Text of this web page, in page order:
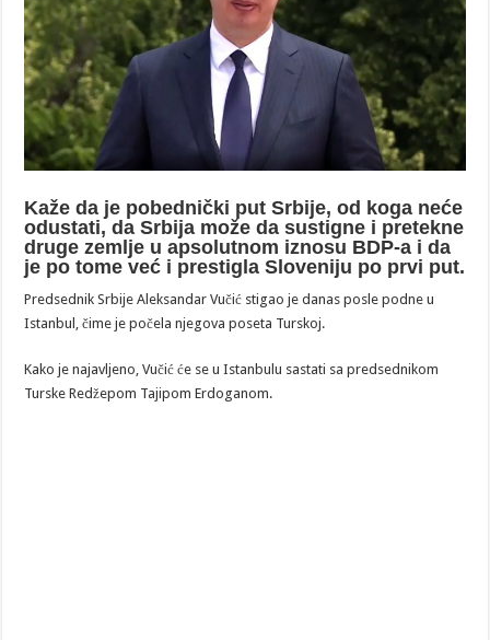
Kaže da je pobednički put Srbije, od koga neće
odustati, da Srbija može da sustigne i pretekne
druge zemlje u apsolutnom iznosu BDP-a i da
je po tome već i prestigla Sloveniju po prvi put.
Predsednik Srbije Aleksandar Vučić stigao je danas posle podne u
Istanbul, čime je počela njegova poseta Turskoj.
Kako je najavljeno, Vučić će se u Istanbulu sastati sa predsednikom
Turske Redžepom Tajipom Erdoganom.